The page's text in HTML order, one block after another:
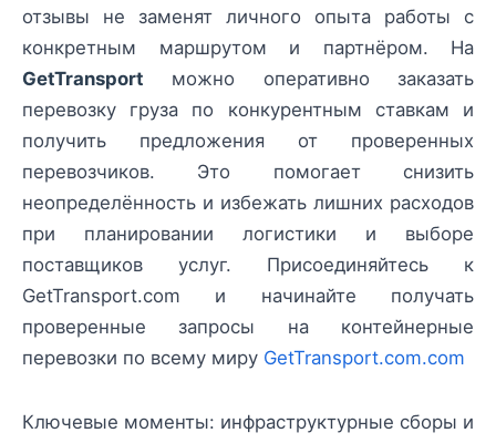
отзывы не заменят личного опыта работы с
конкретным маршрутом и партнёром. На
GetTransport можно оперативно заказать
перевозку груза по конкурентным ставкам и
получить предложения от проверенных
перевозчиков. Это помогает снизить
неопределённость и избежать лишних расходов
при планировании логистики и выборе
поставщиков услуг. Присоединяйтесь к
GetTransport.com и начинайте получать
проверенные запросы на контейнерные
перевозки по всему миру GetTransport.com.com
Ключевые моменты: инфраструктурные сборы и